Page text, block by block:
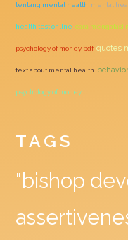
tentang mental health mental
health test online cara mengatasi
psychology of money pdf quotes
text about mental health
psychology of money
TAGS
"bishop